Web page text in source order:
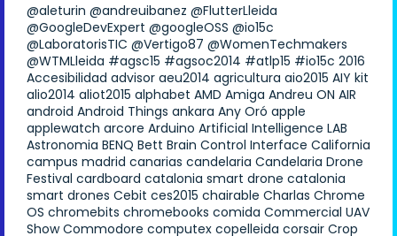
@aleturin @andreuibanez @FlutterLleida
@GoogleDevExpert @googleOSS @io15c
@LaboratorisTIC @Vertigo87 @WomenTechmakers
@WTMLleida #agsc15 #agsoc2014 #atlp15 #io15c 2016
Accesibilidad advisor aeu2014 agricultura aio2015 AIY kit
alio2014 aliot2015 alphabet AMD Amiga Andreu ON AIR
android Android Things ankara Any Oró apple
applewatch arcore Arduino Artificial Intelligence LAB
Astronomia BENQ Bett Brain Control Interface California
campus madrid canarias candelaria Candelaria Drone
Festival cardboard catalonia smart drone catalonia
smart drones Cebit ces2015 chairable Charlas Chrome
OS chromebits chromebooks comida Commercial UAV
Show Commodore computex copelleida corsair Crop